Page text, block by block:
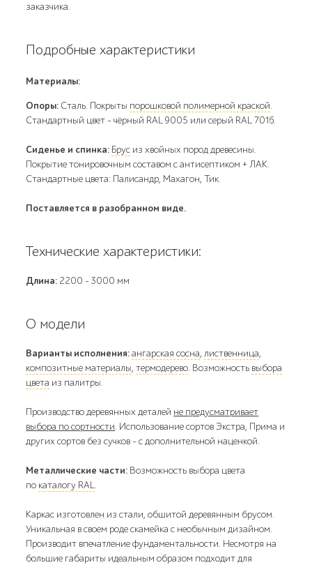
заказчика.
Подробные характеристики
Материалы:
Опоры: Сталь. Покрыты порошковой полимерной краской.
Стандартный цвет – чёрный RAL 9005 или серый RAL 7016.
Сиденье и спинка: Брус из хвойных пород древесины.
Покрытие тонировочным составом с антисептиком + ЛАК.
Стандартные цвета: Палисандр, Махагон, Тик.
Поставляется в разобранном виде.
Технические характеристики:
Длина: 2200 - 3000 мм
О модели
Варианты исполнения:ангарская сосна,лиственница,
композитные материалы,термодерево. Возможность выбора
цвета из палитры.
Производство деревянных деталей не предусматривает
выбора по сортности. Использование сортов Экстра, Прима и
других сортов без сучков - с дополнительной наценкой.
Металлические части: Возможность выбора цвета
по каталогу RAL.
Каркас изготовлен из стали, обшитой деревянным брусом.
Уникальная в своем роде скамейка с необычным дизайном.
Производит впечатление фундаментальности. Несмотря на
большие габариты идеальным образом подходит для